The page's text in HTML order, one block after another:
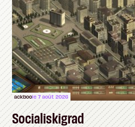
ackboole 7 août 2026
Socialiskigrad